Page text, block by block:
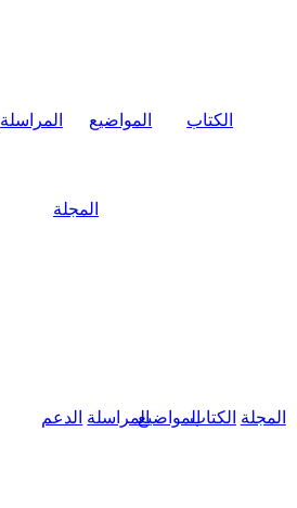
المراسلة المواضيع الكتاب
المجلة
الدعم المراسلةالمواضيعالكتاب المجلة